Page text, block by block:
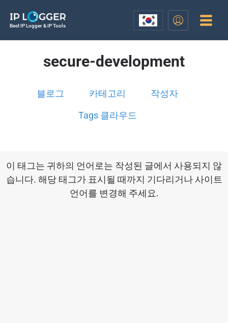
Best IP Logger & IP Tools
secure-development
블로그 카테고리 작성자
Tags 클라우드